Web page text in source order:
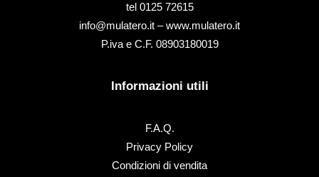
tel ‭0125 72615‬
info@mulatero.it –www.mulatero.it
P.iva e C.F. 08903180019
Informazioni utili
F.A.Q.
Privacy Policy
Condizioni di vendita